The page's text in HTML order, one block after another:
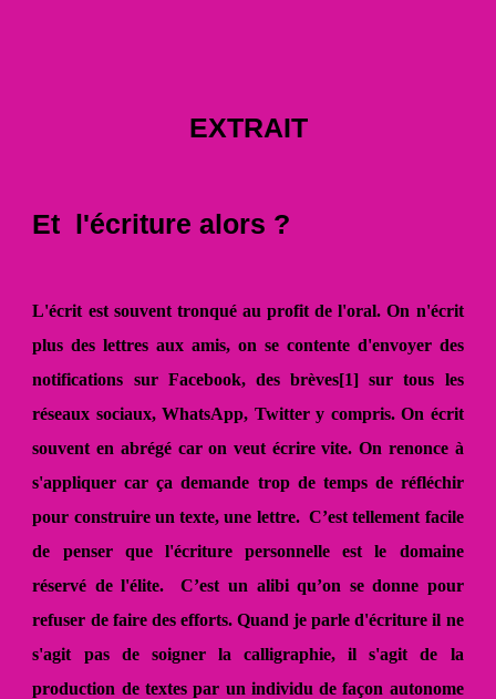
EXTRAIT
Et l'écriture alors ?
L'écrit est souvent tronqué au profit de l'oral. On n'écrit
plus des lettres aux amis, on se contente d'envoyer des
notifications sur Facebook, des brèves[1] sur tous les
réseaux sociaux, WhatsApp, Twitter y compris. On écrit
souvent en abrégé car on veut écrire vite. On renonce à
s'appliquer car ça demande trop de temps de réfléchir
pour construire un texte, une lettre. C’est tellement facile
de penser que l'écriture personnelle est le domaine
réservé de l'élite. C’est un alibi qu’on se donne pour
refuser de faire des efforts. Quand je parle d'écriture il ne
s'agit pas de soigner la calligraphie, il s'agit de la
production de textes par un individu de façon autonome